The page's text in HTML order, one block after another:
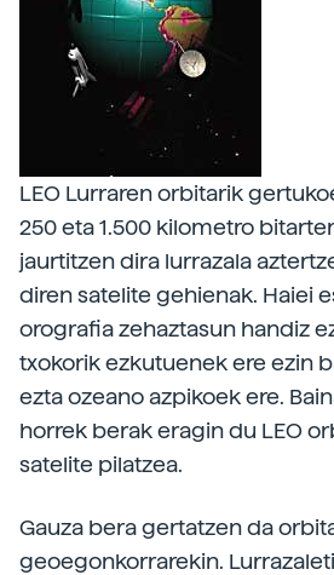
LEO Lurraren orbitarik
250 eta 1.500 kilometro
jaurtitzen dira lurrazala
diren satelite gehienak. Haiei
orografia zehaztasun handiz
txokorik ezkutuenek ere ezin
ezta ozeano azpikoek ere.
horrek berak eragin du LEO
satelite pilatzea.
Gauza bera gertatzen da
geoegonkorrarekin.